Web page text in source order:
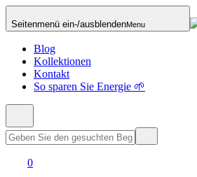
Seitenmenü ein-/ausblendenMenu
Blog
Kollektionen
Kontakt
So sparen Sie Energie 🌱
0